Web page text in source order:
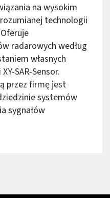
na wysokim
technologii
radarowych według
własnych
SAR-Sensor.
przez firmę jest
systemów
sygnałów